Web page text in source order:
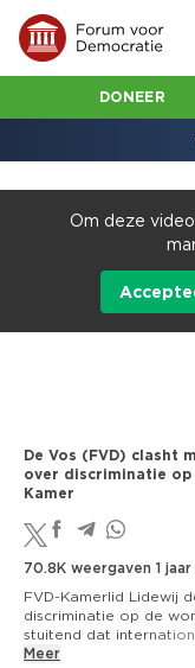
DONEER
Om deze
De Vos (FVD) clasht
over discriminatie
Kamer
70.8K weergaven 1
FVD-Kamerlid Lidewij
discriminatie op de
stuitend dat
statushouders in veel
Meer